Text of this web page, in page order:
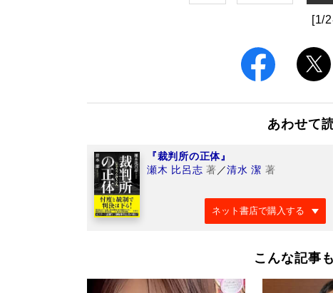
[1/
あわせて
『裁判所の正体』
瀬木 比呂志 著 ／清水 潔 著
ネット書店で購入する
こんな記事